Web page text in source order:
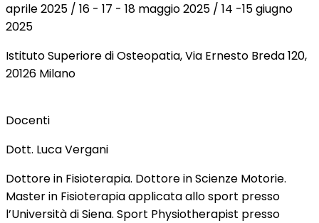
aprile 2025 / 16 - 17 - 18 maggio 2025 / 14 -15 giugno
2025
Istituto Superiore di Osteopatia, Via Ernesto Breda 120,
20126 Milano
Docenti
Dott. Luca Vergani
Dottore in Fisioterapia. Dottore in Scienze Motorie.
Master in Fisioterapia applicata allo sport presso
l’Università di Siena. Sport Physiotherapist presso